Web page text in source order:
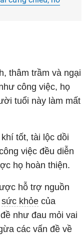
thâm trầm và ngại
công việc, họ
tuổi này làm mất
tốt, tài lộc dồi
việc đều diễn
họ hoàn thiện.
hỗ trợ nguồn
sức khỏe của
như đau mỏi vai
các vấn đề về